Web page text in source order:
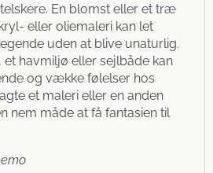
En blomst eller et træ
eller oliemaleri kan let
uden at blive unaturlig.
et havmiljø eller sejlbåde kan
og vække følelser hos
et maleri eller en anden
nem måde at få fantasien til